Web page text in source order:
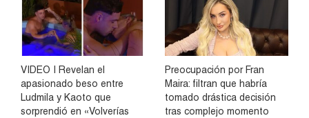
VIDEO | Revelan el
apasionado beso entre
Ludmila y Kaoto que
sorprendió en «Volverías
Preocupación por Fran
Maira: filtran que habría
tomado drástica decisión
tras complejo momento